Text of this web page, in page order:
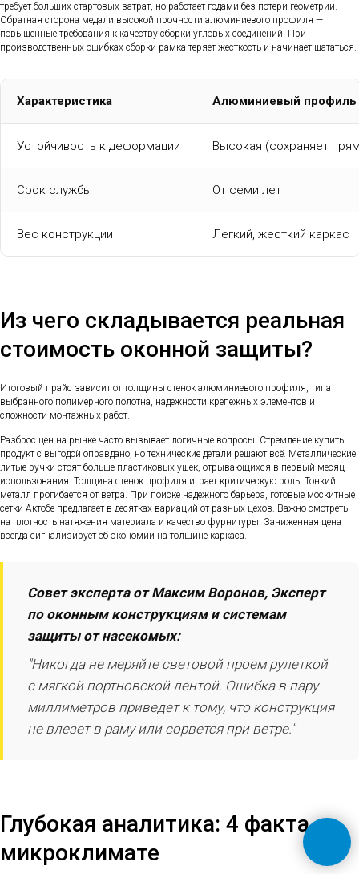
требует больших стартовых затрат, но работает годами без потери геометрии.
Обратная сторона медали высокой прочности алюминиевого профиля —
повышенные требования к качеству сборки угловых соединений. При
производственных ошибках сборки рамка теряет жесткость и начинает шататься.
Характеристика Алюминиевый профиль
Устойчивость к деформации Высокая (сохраняет
Срок службы От семи лет
Вес конструкции Легкий, жесткий каркас
Из чего складывается реальная
стоимость оконной защиты?
Итоговый прайс зависит от толщины стенок алюминиевого профиля, типа
выбранного полимерного полотна, надежности крепежных элементов и
сложности монтажных работ.
Разброс цен на рынке часто вызывает логичные вопросы. Стремление купить
продукт с выгодой оправдано, но технические детали решают всё. Металлические
литые ручки стоят больше пластиковых ушек, отрывающихся в первый месяц
использования. Толщина стенок профиля играет критическую роль. Тонкий
металл прогибается от ветра. При поиске надежного барьера, готовые москитные
сетки Актобе предлагает в десятках вариаций от разных цехов. Важно смотреть
на плотность натяжения материала и качество фурнитуры. Заниженная цена
всегда сигнализирует об экономии на толщине каркаса.
Совет эксперта от Максим Воронов, Эксперт
по оконным конструкциям и системам
защиты от насекомых:
"Никогда не меряйте световой проем рулеткой
с мягкой портновской лентой. Ошибка в пару
миллиметров приведет к тому, что конструкция
не влезет в раму или сорвется при ветре."
Глубокая аналитика: 4 факта о
микроклимате